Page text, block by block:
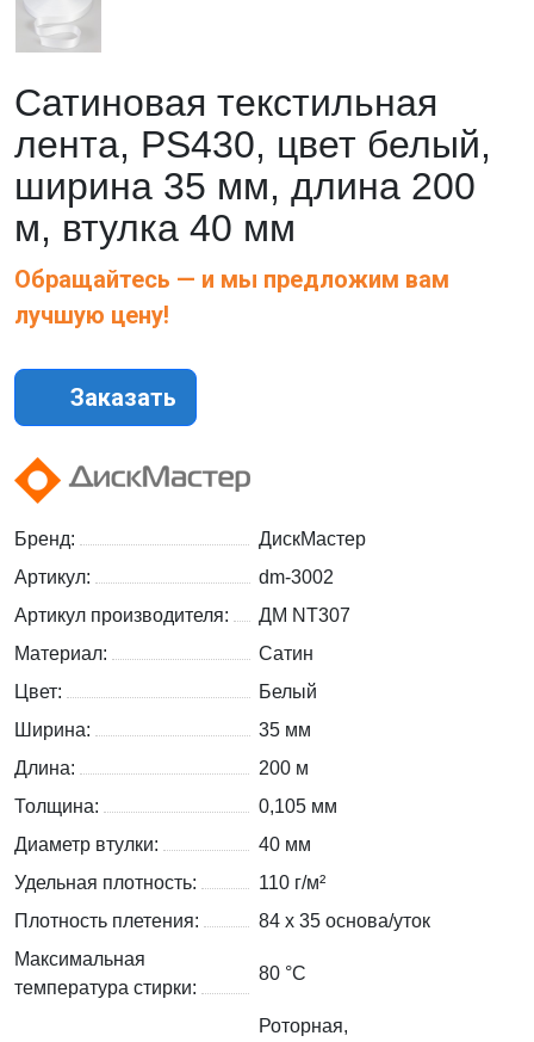
Сатиновая текстильная
лента, PS430, цвет белый,
ширина 35 мм, длина 200
м, втулка 40 мм
Обращайтесь — и мы предложим вам
лучшую цену!
Заказать
Бренд:
ДискМастер
Артикул:
dm-3002
Артикул производителя:
ДМ NT307
Материал:
Сатин
Цвет:
Белый
Ширина:
35 мм
Длина:
200 м
Толщина:
0,105 мм
Диаметр втулки:
40 мм
Удельная плотность:
110 г/м²
Плотность плетения:
84 х 35 основа/уток
Максимальная
температура стирки:
80 °C
Роторная,